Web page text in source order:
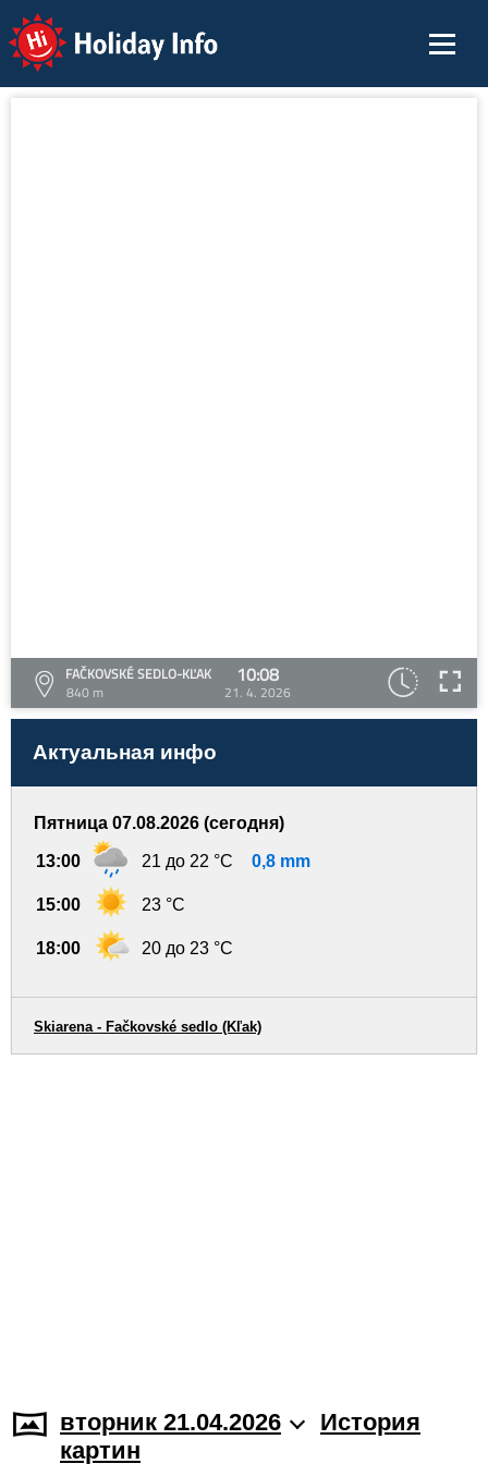
Holiday Info
FAČKOVSKÉ SEDLO-KĽAK
840 m
10:08
21. 4. 2026
Актуальная инфо
Пятница 07.08.2026 (сегодня)
13:00 21 до 22 °C 0,8 mm
15:00 23 °C
18:00 20 до 23 °C
Skiarena - Fačkovské sedlo (Kľak)
вторник 21.04.2026
История
картин